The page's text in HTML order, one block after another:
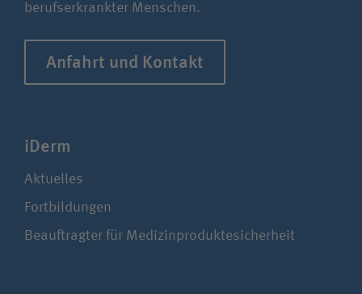
berufserkrankter Menschen.
Anfahrt und Kontakt
iDerm
Aktuelles
Fortbildungen
Beauftragter für Medizinproduktesicherheit